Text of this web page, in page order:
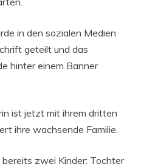
in den sozialen Medien
geteilt und das
hinter einem Banner
ist jetzt mit ihrem dritten
ihre wachsende Familie.
zwei Kinder: Tochter